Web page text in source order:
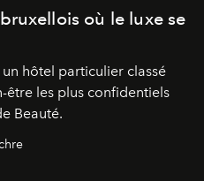
où le luxe se
hôtel particulier classé
être les plus confidentiels
Beauté.